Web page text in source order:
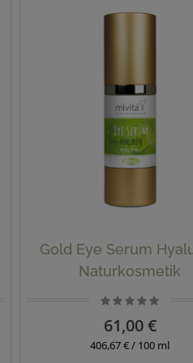
Gold Eye Serum
Naturkosmetik
61,00 €
406,67 € / 100 ml